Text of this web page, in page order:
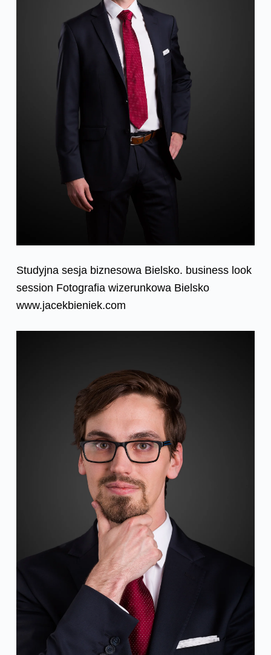
Studyjna sesja biznesowa Bielsko. business look
session Fotografia wizerunkowa Bielsko
www.jacekbieniek.com